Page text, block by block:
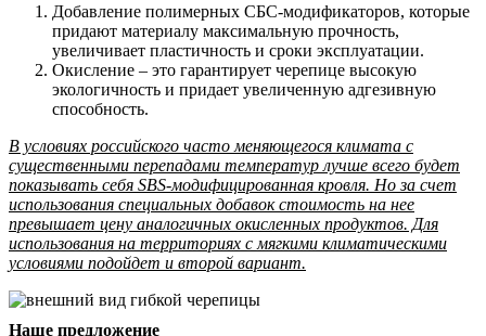
Добавление полимерных СБС-модификаторов, которые
придают материалу максимальную прочность,
увеличивает пластичность и сроки эксплуатации.
Окисление – это гарантирует черепице высокую
экологичность и придает увеличенную адгезивную
способность.
В условиях российского часто меняющегося климата с
существенными перепадами температур лучше всего будет
показывать себя SBS-модифицированная кровля. Но за счет
использования специальных добавок стоимость на нее
превышает цену аналогичных окисленных продуктов. Для
использования на территориях с мягкими климатическими
условиями подойдет и второй вариант.
Наше предложение